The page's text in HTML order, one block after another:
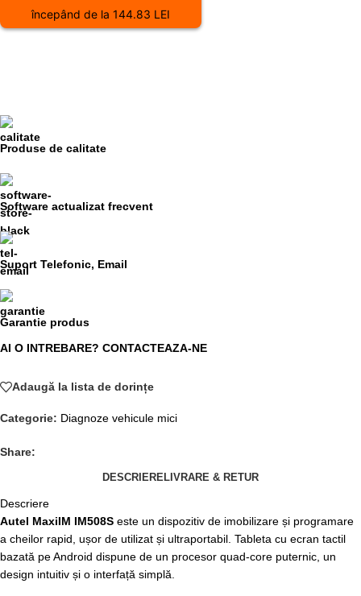
începând de la 144.83 LEI
Produse de calitate
Software actualizat frecvent
Suport Telefonic, Email
Garantie produs
AI O INTREBARE? CONTACTEAZA-NE
Adaugă la lista de dorințe
Categorie: Diagnoze vehicule mici
Share:
DESCRIERE LIVRARE & RETUR
Descriere
Autel MaxiIM IM508S este un dispozitiv de imobilizare și programare
a cheilor rapid, ușor de utilizat și ultraportabil. Tableta cu ecran tactil
bazată pe Android dispune de un procesor quad-core puternic, un
design intuitiv și o interfață simplă.